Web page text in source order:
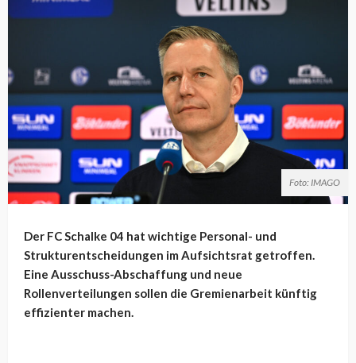
Foto: IMAGO
Der FC Schalke 04 hat wichtige Personal- und
Strukturentscheidungen im Aufsichtsrat getroffen.
Eine Ausschuss-Abschaffung und neue
Rollenverteilungen sollen die Gremienarbeit künftig
effizienter machen.